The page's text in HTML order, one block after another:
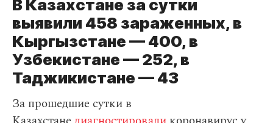
В Казахстане за сутки
выявили 458 зараженных, в
Кыргызстане — 400, в
Узбекистане — 252, в
Таджикистане — 43
За прошедшие сутки в